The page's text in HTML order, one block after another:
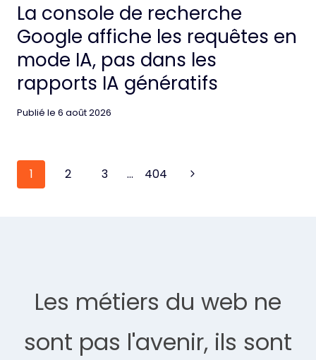
La console de recherche
Google affiche les requêtes en
mode IA, pas dans les
rapports IA génératifs
Publié le 6 août 2026
Page
navigation
1 2 3 … 404
Next
Les métiers du web ne
sont pas l'avenir, ils sont